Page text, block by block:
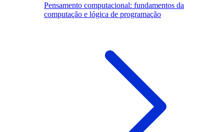
Pensamento computacional: fundamentos da
computação e lógica de programação